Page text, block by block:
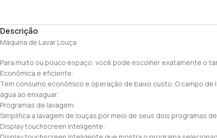
Descrição
Máquina de Lavar Louça
Para muito ou pouco espaço: você pode escolher exatamente o
Econômica e eficiente:
Tem consumo econômico e operação de baixo custo. O campo
água ao enxaguar.
Programas de lavagem:
Simplifica a lavagem de louças por meio de seus dois programas
Display touchscreen inteligente: